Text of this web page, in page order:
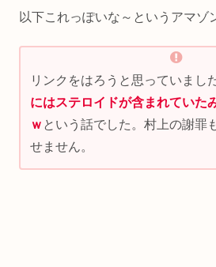
以下これっぽいな～というアマゾ
リンクをはろうと思っていまし
にはステロイドが含まれていた
ｗ という話でした。村上の謝罪
せません。